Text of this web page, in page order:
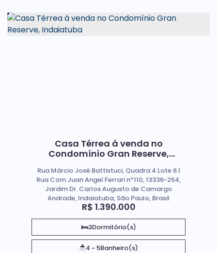
Casa Térrea á venda no
Condomínio Gran Reserve,
R$ 1.390.000
Rua Márcio José Battistuci, Quadra 4 Lote 6 |
Rua Com Juan Angel Ferrari nº110, 13336-254,
Jardim Dr. Carlos Augusto de Camargo
Andrade, Indaiatuba, São Paulo, Brasil
3Dormitório(s)
4 ~ 5Banheiro(s)